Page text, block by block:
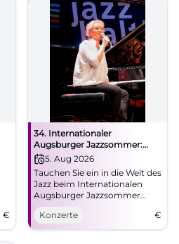
€
34. Internationaler
Augsburger Jazzsommer:
Julia Hülsmann Oktett
5. Aug 2026
Tauchen Sie ein in die Welt des
Jazz beim Internationalen
Augsburger Jazzsommer
2026 mit dem Julia Hülsmann
Oktett im Botanischen
Garten.
Konzerte €